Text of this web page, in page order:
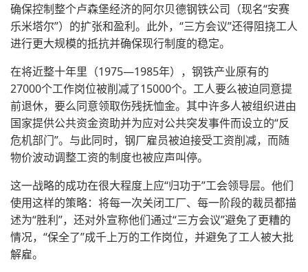
确保控制整个卢森堡经济的阿尔贝德钢铁公司（现名“安赛
乐米塔尔”）的扩张和盈利。此外，“三方会议”还得阻挠工人
进行更大规模的抵抗并确保现行制度的稳定。
在将近整十年里（1975—1985年），钢铁产业原有的
27000个工作岗位被削减了15000个。工人要么被迫同意提
前退休，要么同意领取伤残抚恤金。其中许多人被组织进由
国家提供公共资金资助并为应对公共突发事件而设立的“反
危机部门”。与此同时，钢厂雇员被迫接受工资削减，而随
物价波动调整工资的制度也被应声叫停。
这一战略的成功在很大程度上应“归功于”工会领导层。他们
使用这样的策略：将每一次关闭工厂、每一阶段的裁员都描
述为“胜利”，还对外宣称他们通过“三方会议”避免了更糟的
情况，“保全了”成千上万的工作岗位，并避免了工人被大批
解雇。